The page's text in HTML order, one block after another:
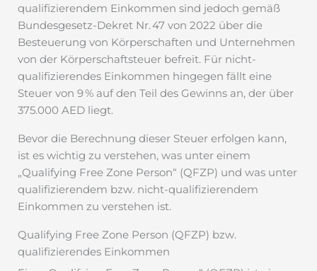
qualifizierendem Einkommen sind jedoch gemäß
Bundesgesetz-Dekret Nr. 47 von 2022 über die
Besteuerung von Körperschaften und Unternehmen
von der Körperschaftsteuer befreit. Für nicht-
qualifizierendes Einkommen hingegen fällt eine
Steuer von 9 % auf den Teil des Gewinns an, der über
375.000 AED liegt.
Bevor die Berechnung dieser Steuer erfolgen kann,
ist es wichtig zu verstehen, was unter einem
„Qualifying Free Zone Person“ (QFZP) und was unter
qualifizierendem bzw. nicht-qualifizierendem
Einkommen zu verstehen ist.
Qualifying Free Zone Person (QFZP) bzw.
qualifizierendes Einkommen